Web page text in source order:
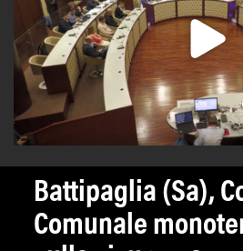
Battipaglia (Sa),
Comunale